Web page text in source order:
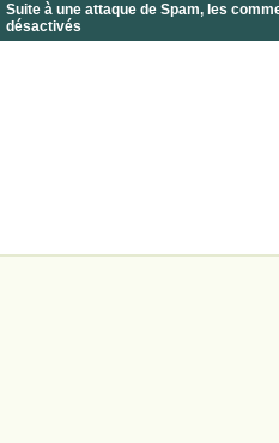
Suite à une attaque de Spam, les
désactivés